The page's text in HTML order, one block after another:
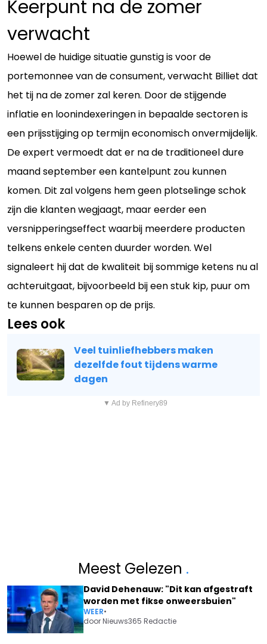
Keerpunt na de zomer
verwacht
Hoewel de huidige situatie gunstig is voor de
portemonnee van de consument, verwacht Billiet dat
het tij na de zomer zal keren. Door de stijgende
inflatie en loonindexeringen in bepaalde sectoren is
een prijsstijging op termijn economisch onvermijdelijk.
De expert vermoedt dat er na de traditioneel dure
maand september een kantelpunt zou kunnen
komen. Dit zal volgens hem geen plotselinge schok
zijn die klanten wegjaagt, maar eerder een
versnipperingseffect waarbij meerdere producten
telkens enkele centen duurder worden. Wel
signaleert hij dat de kwaliteit bij sommige ketens nu al
achteruitgaat, bijvoorbeeld bij een stuk kip, puur om
te kunnen besparen op de prijs.
Lees ook
Veel tuinliefhebbers maken
dezelfde fout tijdens warme
dagen
▼ Ad by Refinery89
Meest Gelezen .
David Dehenauw: "Dit kan afgestraft
worden met fikse onweersbuien"
WEER•
doorNieuws365 Redactie